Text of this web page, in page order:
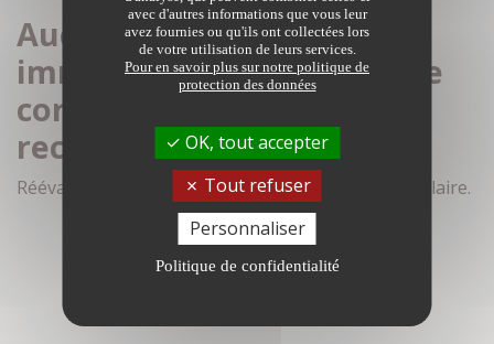
Aucune annonce
immobilière de notaires ne
correspond à votre
recherche
Réévaluez vos critères de recherche dans le formulaire.
avec d'autres informations que vous leur
avez fournies ou qu'ils ont collectées lors
de votre utilisation de leurs services.
Pour en savoir plus sur notre politique de
protection des données
OK, tout accepter
Tout refuser
Personnaliser
Politique de confidentialité